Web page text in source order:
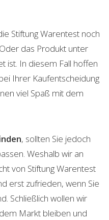
Stiftung Warentest noch
das Produkt unter
ist. In diesem Fall hoffen
Ihrer Kaufentscheidung
viel Spaß mit dem
, sollten Sie jedoch
Weshalb wir an
von Stiftung Warentest
erst zufrieden, wenn Sie
Schließlich wollen wir
Markt bleiben und